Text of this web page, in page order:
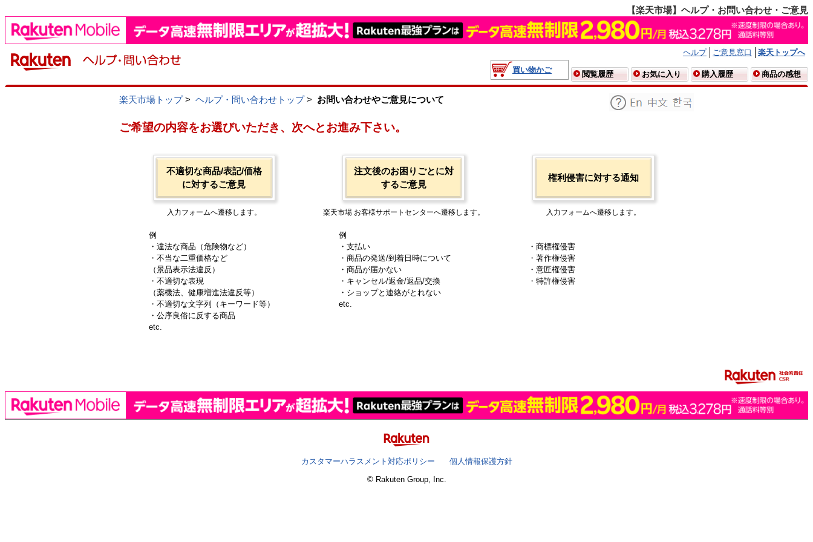
【楽天市場】ヘルプ・お問い合わせ・ご意見
ヘルプ ご意見窓口
楽天トップへ
買い物かご
閲覧履歴 お気に入り 購入履歴 商品の感想
楽天市場トップ> ヘルプ・問い合わせトップ> お問い合わせやご意見について
ご希望の内容をお選びいただき、次へとお進み下さい。
不適切な商品/表記/価格
に対するご意見
入力フォームへ遷移します。
例
・違法な商品（危険物など）
・不当な二重価格など
（景品表示法違反）
・不適切な表現
（薬機法、健康増進法違反等）
・不適切な文字列（キーワード等）
・公序良俗に反する商品
etc.
注文後のお困りごとに対
するご意見
楽天市場 お客様サポートセンターへ遷移します。
例
・支払い
・商品の発送/到着日時について
・商品が届かない
・キャンセル/返金/返品/交換
・ショップと連絡がとれない
etc.
権利侵害に対する通知
入力フォームへ遷移します。
・商標権侵害
・著作権侵害
・意匠権侵害
・特許権侵害
カスタマーハラスメント対応ポリシー
個人情報保護方針
© Rakuten Group, Inc.